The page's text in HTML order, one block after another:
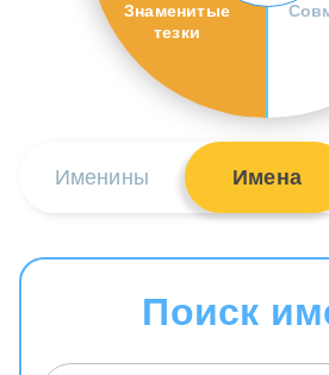
Знаменитые
тезки
Именины Имена
Поиск